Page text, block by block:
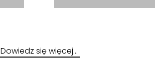
Dowiedz się więcej…